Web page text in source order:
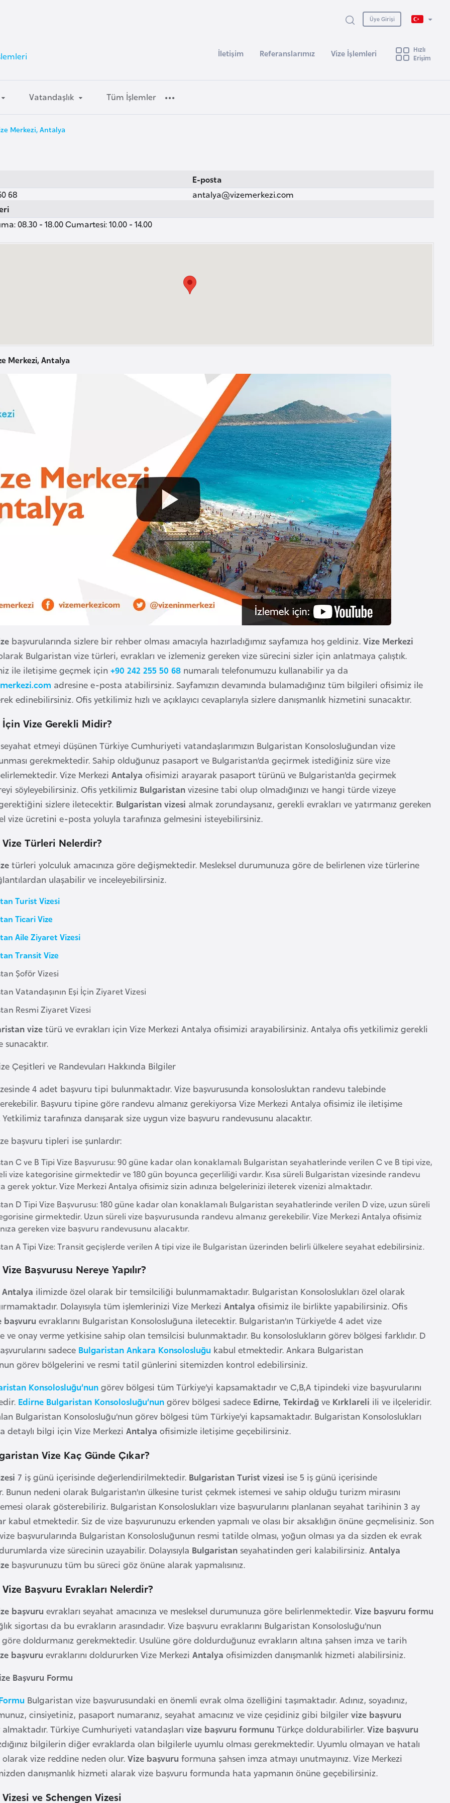
Üye Girişi
İletişim Referanslarımız Vize İşlemleri
Hızlı
Erişim
Vatandaşlık Tüm İşlemler
Merkezi, Antalya
68
E-posta
antalya@vizemerkezi.com
08.30 - 18.00 Cumartesi: 10.00 - 14.00
Merkezi, Antalya
başvurularında sizlere bir rehber olması amacıyla hazırladığımız sayfamıza hoş geldiniz. Vize Merkezi
Bulgaristan vize türleri, evrakları ve izlemeniz gereken vize sürecini sizler için anlatmaya çalıştık.
ile iletişime geçmek için +90 242 255 50 68 numaralı telefonumuzu kullanabilir ya da
adresine e-posta atabilirsiniz. Sayfamızın devamında bulamadığınız tüm bilgileri ofisimiz ile
edinebilirsiniz. Ofis yetkilimiz hızlı ve açıklayıcı cevaplarıyla sizlere danışmanlık hizmetini sunacaktır.
Vize Gerekli Midir?
seyahat etmeyi düşünen Türkiye Cumhuriyeti vatandaşlarımızın Bulgaristan Konsolosluğundan vize
gerekmektedir. Sahip olduğunuz pasaport ve Bulgaristan’da geçirmek istediğiniz süre vize
Vize Merkezi Antalya ofisimizi arayarak pasaport türünü ve Bulgaristan’da geçirmek
söyleyebilirsiniz. Ofis yetkilimiz Bulgaristan vizesine tabi olup olmadığınızı ve hangi türde vizeye
sizlere iletecektir. Bulgaristan vizesi almak zorundaysanız, gerekli evrakları ve yatırmanız gereken
vize ücretini e-posta yoluyla tarafınıza gelmesini isteyebilirsiniz.
Türleri Nelerdir?
türleri yolculuk amacınıza göre değişmektedir. Mesleksel durumunuza göre de belirlenen vize türlerine
ulaşabilir ve inceleyebilirsiniz.
Turist Vizesi
Ticari Vize
Aile Ziyaret Vizesi
Transit Vize
Şoför Vizesi
Vatandaşının Eşi İçin Ziyaret Vizesi
Resmi Ziyaret Vizesi
vize türü ve evrakları için Vize Merkezi Antalya ofisimizi arayabilirsiniz. Antalya ofis yetkilimiz gerekli
Çeşitleri ve Randevuları Hakkında Bilgiler
4 adet başvuru tipi bulunmaktadır. Vize başvurusunda konsolosluktan randevu talebinde
Başvuru tipine göre randevu almanız gerekiyorsa Vize Merkezi Antalya ofisimiz ile iletişime
tarafınıza danışarak size uygun vize başvuru randevusunu alacaktır.
başvuru tipleri ise şunlardır:
C ve B Tipi Vize Başvurusu: 90 güne kadar olan konaklamalı Bulgaristan seyahatlerinde verilen C ve B tipi vize,
vize kategorisine girmektedir ve 180 gün boyunca geçerliliği vardır. Kısa süreli Bulgaristan vizesinde randevu
gerek yoktur. Vize Merkezi Antalya ofisimiz sizin adınıza belgelerinizi ileterek vizenizi almaktadır.
D Tipi Vize Başvurusu: 180 güne kadar olan konaklamalı Bulgaristan seyahatlerinde verilen D vize, uzun süreli
girmektedir. Uzun süreli vize başvurusunda randevu almanız gerekebilir. Vize Merkezi Antalya ofisimiz
gereken vize başvuru randevusunu alacaktır.
A Tipi Vize: Transit geçişlerde verilen A tipi vize ile Bulgaristan üzerinden belirli ülkelere seyahat edebilirsiniz.
Başvurusu Nereye Yapılır?
Antalya ilimizde özel olarak bir temsilciliği bulunmamaktadır. Bulgaristan Konsoloslukları özel olarak
Dolayısıyla tüm işlemlerinizi Vize Merkezi Antalya ofisimiz ile birlikte yapabilirsiniz. Ofis
başvuru evraklarını Bulgaristan Konsolosluğuna iletecektir. Bulgaristan’ın Türkiye’de 4 adet vize
ve onay verme yetkisine sahip olan temsilcisi bulunmaktadır. Bu konsoloslukların görev bölgesi farklıdır. D
sadece Bulgaristan Ankara Konsolosluğu kabul etmektedir. Ankara Bulgaristan
görev bölgelerini ve resmi tatil günlerini sitemizden kontrol edebilirsiniz.
Konsolosluğu’nun görev bölgesi tüm Türkiye’yi kapsamaktadır ve C,B,A tipindeki vize başvurularını
Edirne Bulgaristan Konsolosluğu’nun görev bölgesi sadece Edirne, Tekirdağ ve Kırklareli ili ve ilçeleridir.
Bulgaristan Konsolosluğu’nun görev bölgesi tüm Türkiye’yi kapsamaktadır. Bulgaristan Konsoloslukları
detaylı bilgi için Vize Merkezi Antalya ofisimizle iletişime geçebilirsiniz.
Vize Kaç Günde Çıkar?
7 iş günü içerisinde değerlendirilmektedir. Bulgaristan Turist vizesi ise 5 iş günü içerisinde
nedeni olarak Bulgaristan’ın ülkesine turist çekmek istemesi ve sahip olduğu turizm mirasını
olarak gösterebiliriz. Bulgaristan Konsoloslukları vize başvurularını planlanan seyahat tarihinin 3 ay
kabul etmektedir. Siz de vize başvurunuzu erkenden yapmalı ve olası bir aksaklığın önüne geçmelisiniz. Son
başvurularında Bulgaristan Konsolosluğunun resmi tatilde olması, yoğun olması ya da sizden ek evrak
vize sürecinin uzayabilir. Dolayısıyla Bulgaristan seyahatinden geri kalabilirsiniz. Antalya
başvurunuzu tüm bu süreci göz önüne alarak yapmalısınız.
Başvuru Evrakları Nelerdir?
başvuru evrakları seyahat amacınıza ve mesleksel durumunuza göre belirlenmektedir. Vize başvuru formu
sigortası da bu evrakların arasındadır. Vize başvuru evraklarını Bulgaristan Konsolosluğu’nun
doldurmanız gerekmektedir. Usulüne göre doldurduğunuz evrakların altına şahsen imza ve tarih
başvuru evraklarını doldururken Vize Merkezi Antalya ofisimizden danışmanlık hizmeti alabilirsiniz.
Başvuru Formu
Bulgaristan vize başvurusundaki en önemli evrak olma özelliğini taşımaktadır. Adınız, soyadınız,
cinsiyetiniz, pasaport numaranız, seyahat amacınız ve vize çeşidiniz gibi bilgiler vize başvuru
Türkiye Cumhuriyeti vatandaşları vize başvuru formunu Türkçe doldurabilirler. Vize başvuru
bilgilerin diğer evraklarda olan bilgilerle uyumlu olması gerekmektedir. Uyumlu olmayan ve hatalı
vize reddine neden olur.Vize başvuru formuna şahsen imza atmayı unutmayınız. Vize Merkezi
danışmanlık hizmeti alarak vize başvuru formunda hata yapmanın önüne geçebilirsiniz.
ve Schengen Vizesi